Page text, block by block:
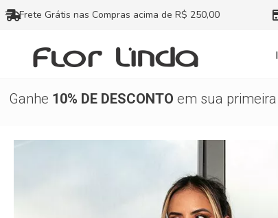
Ir
para
conteúdo
Frete Grátis nas Compras acima de R$ 250,00
Ganhe 10% DE DESCONTO em sua